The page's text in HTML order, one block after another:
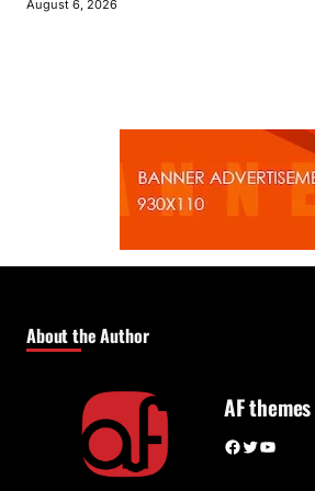
August 6, 2026
About the Author
AF themes
Facebook Twitter YouTube